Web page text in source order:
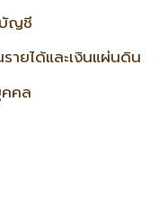
บัญชี
ายได้และเงินแผ่นดิน
คล